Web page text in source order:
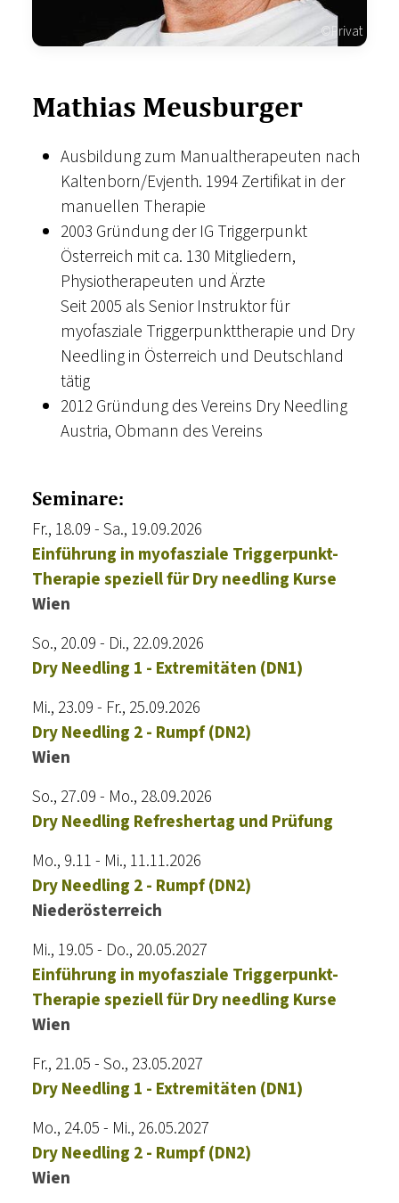
©Privat
Mathias Meusburger
Ausbildung zum Manualtherapeuten nach
Kaltenborn/Evjenth. 1994 Zertifikat in der
manuellen Therapie
2003 Gründung der IG Triggerpunkt
Österreich mit ca. 130 Mitgliedern,
Physiotherapeuten und Ärzte
Seit 2005 als Senior Instruktor für
myofasziale Triggerpunkttherapie und Dry
Needling in Österreich und Deutschland
tätig
2012 Gründung des Vereins Dry Needling
Austria, Obmann des Vereins
Seminare:
Fr., 18.09 - Sa., 19.09.2026
Einführung in myofasziale Triggerpunkt-
Therapie speziell für Dry needling Kurse
Wien
So., 20.09 - Di., 22.09.2026
Dry Needling 1 - Extremitäten (DN1)
Mi., 23.09 - Fr., 25.09.2026
Dry Needling 2 - Rumpf (DN2)
Wien
So., 27.09 - Mo., 28.09.2026
Dry Needling Refreshertag und Prüfung
Mo., 9.11 - Mi., 11.11.2026
Dry Needling 2 - Rumpf (DN2)
Niederösterreich
Mi., 19.05 - Do., 20.05.2027
Einführung in myofasziale Triggerpunkt-
Therapie speziell für Dry needling Kurse
Wien
Fr., 21.05 - So., 23.05.2027
Dry Needling 1 - Extremitäten (DN1)
Mo., 24.05 - Mi., 26.05.2027
Dry Needling 2 - Rumpf (DN2)
Wien